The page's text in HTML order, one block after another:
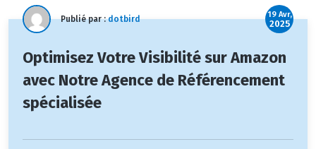
Publié par :dotbird 19 Avr,
2025
Optimisez Votre Visibilité sur Amazon
avec Notre Agence de Référencement
spécialisée